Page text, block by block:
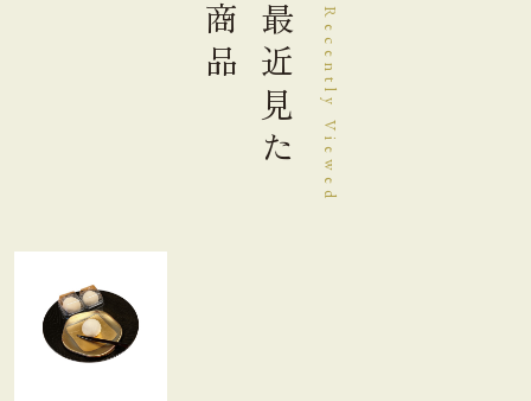
Recently Viewed
最近見た
商品